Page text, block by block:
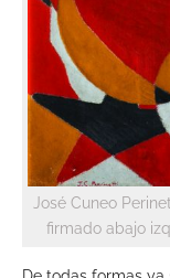
José Cuneo
firmado abajo